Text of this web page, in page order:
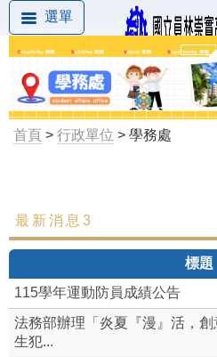
選單
首頁 > 行政單位 > 學務處
最新消息
學生相關重要規定
組織架構
最新消息3
標題
115學年運動防員成績公告
法務部辦理「炎夏『漫』活，
生犯...